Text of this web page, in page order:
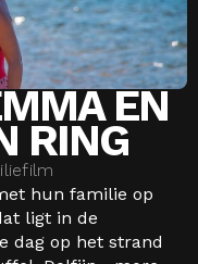
EN
RING
hun familie op
ligt in de
dag op het strand